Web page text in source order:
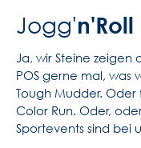
Jogg'n'Roll
Ja, wir Steine zeigen
POS gerne mal, was
Tough Mudder.
Color Run. Oder,
Sportevents sind bei